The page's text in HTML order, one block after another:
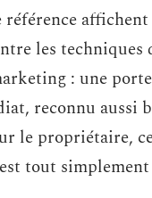
référence
les techniques
: une
reconnu aussi
le propriétaire,
tout